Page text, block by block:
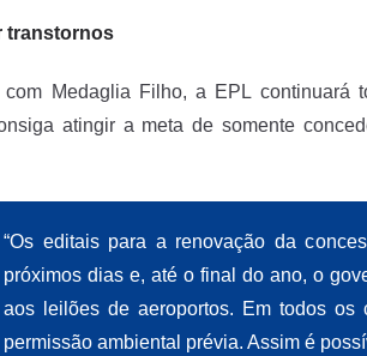
transtornos
com Medaglia Filho, a EPL continuará
atingir a meta de somente
“Os editais para a renovação da
próximos dias e, até o final do ano, o
aos leilões de aeroportos. Em todos
permissão ambiental prévia. Assim é